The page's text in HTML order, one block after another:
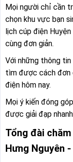
Mọi người chỉ cần
chọn khu vực bạn
lịch cúp điện
cùng đơn giản.
Với những thông
tìm được cách đơn
điện hôm nay.
Mọi ý kiến đóng
được giải đạp
Tổng đài
Hưng Nguyên